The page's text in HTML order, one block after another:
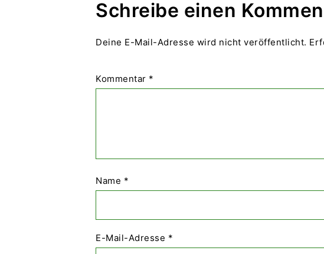
Schreibe einen
Deine E-Mail-Adresse wird nicht veröffentlicht.
Kommentar *
Name *
E-Mail-Adresse *